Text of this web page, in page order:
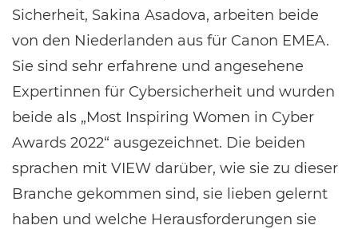
Sicherheit, Sakina Asadova, arbeiten beide
von den Niederlanden aus für Canon EMEA.
Sie sind sehr erfahrene und angesehene
Expertinnen für Cybersicherheit und wurden
beide als „Most Inspiring Women in Cyber
Awards 2022“ ausgezeichnet. Die beiden
sprachen mit VIEW darüber, wie sie zu dieser
Branche gekommen sind, sie lieben gelernt
haben und welche Herausforderungen sie